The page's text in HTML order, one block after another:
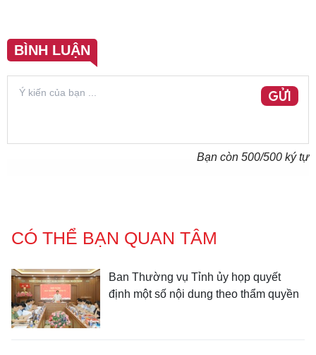
BÌNH LUẬN
GỬI
Bạn còn 500/500 ký tự
CÓ THỂ BẠN QUAN TÂM
Ban Thường vụ Tỉnh ủy họp quyết
định một số nội dung theo thẩm quyền